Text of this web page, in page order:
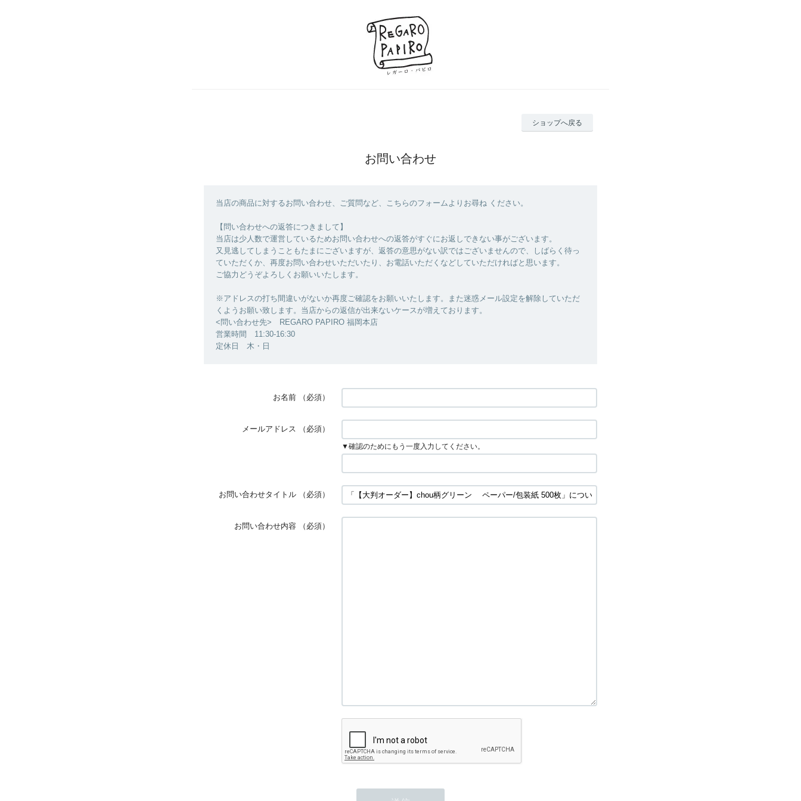
ショップへ戻る
お問い合わせ
当店の商品に対するお問い合わせ、ご質問など、こちらのフォームよりお尋ね ください。
【問い合わせへの返答につきまして】
当店は少人数で運営しているためお問い合わせへの返答がすぐにお返しできない事がございます。
又見逃してしまうこともたまにございますが、返答の意思がない訳ではございませんので、しばらく待っ
ていただくか、再度お問い合わせいただいたり、お電話いただくなどしていただければと思います。
ご協力どうぞよろしくお願いいたします。
※アドレスの打ち間違いがないか再度ご確認をお願いいたします。また迷惑メール設定を解除していただ
くようお願い致します。当店からの返信が出来ないケースが増えております。
<問い合わせ先> REGARO PAPIRO 福岡本店
営業時間 11:30-16:30
定休日 木・日
お名前 （必須）
メールアドレス （必須）
▼確認のためにもう一度入力してください。
お問い合わせタイトル （必須）
お問い合わせ内容 （必須）